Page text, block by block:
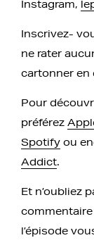
Instagram,
Inscrivez-
ne rater
cartonner en
Pour
préférez
Spotify ou
Addict.
Et n’oubliez
l’épisode